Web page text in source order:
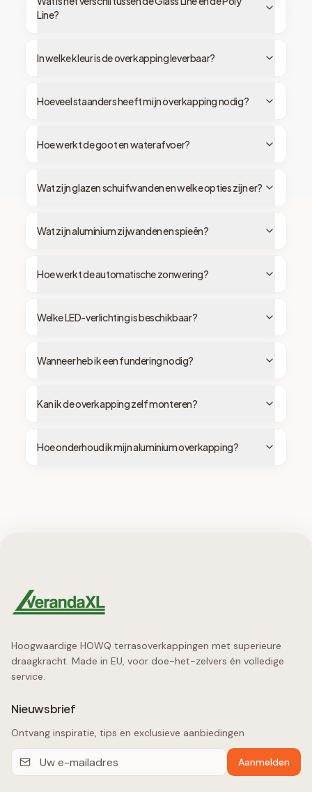
Line?
In welke kleur is de overkapping leverbaar?
Hoeveel staanders heeft mijn overkapping nodig?
Hoe werkt de goot en waterafvoer?
Wat zijn glazen schuifwanden en welke opties zijn er?
Wat zijn aluminium zijwanden en spieën?
Hoe werkt de automatische zonwering?
Welke LED-verlichting is beschikbaar?
Wanneer heb ik een fundering nodig?
Kan ik de overkapping zelf monteren?
Hoe onderhoud ik mijn aluminium overkapping?
Hoogwaardige HOWQ terrasoverkappingen met superieure
draagkracht. Made in EU, voor doe-het-zelvers én volledige
service.
Nieuwsbrief
Ontvang inspiratie, tips en exclusieve aanbiedingen
Aanmelden